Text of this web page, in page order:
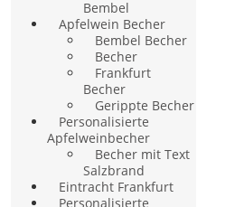
Bembel
Apfelwein Becher
Bembel Becher
Becher
Frankfurt
Becher
Gerippte Becher
Personalisierte
Apfelweinbecher
Becher mit Text
Salzbrand
Eintracht Frankfurt
Personalisierte